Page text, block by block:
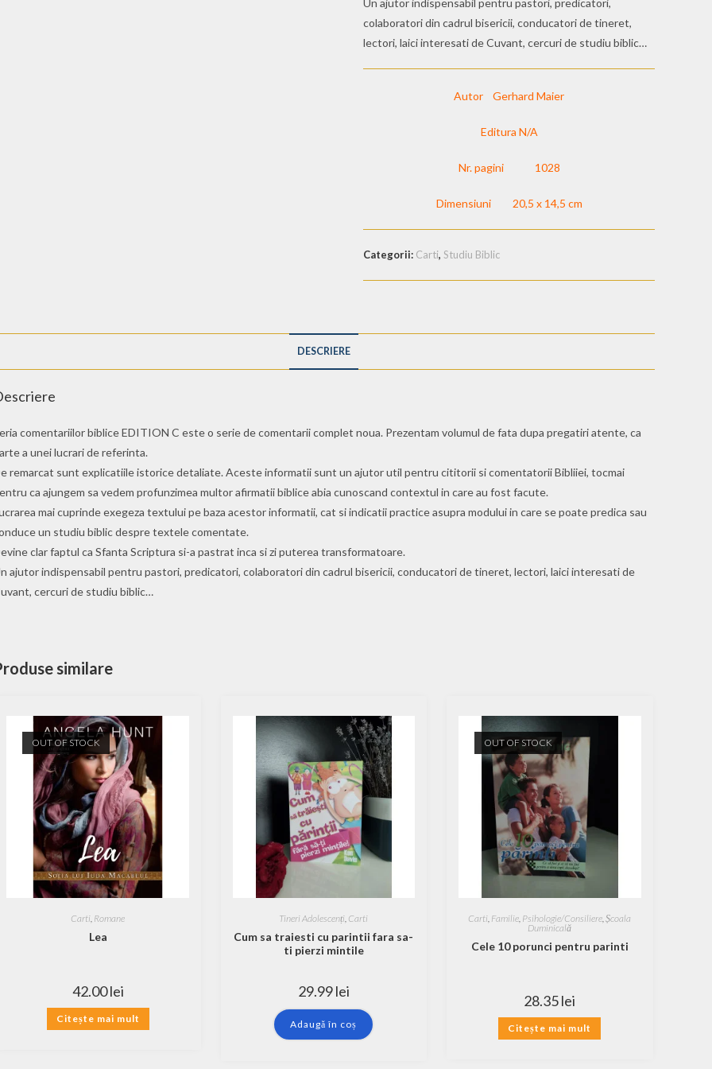
colaboratori din cadrul bisericii, conducatori de tineret,
lectori, laici interesati de Cuvant, cercuri de studiu biblic…
Autor Gerhard Maier
Editura N/A
Nr. pagini 1028
Dimensiuni 20,5 x 14,5 cm
Categorii: Carti,Studiu Biblic
DESCRIERE
comentariilor biblice EDITION C este o serie de comentarii complet noua. Prezentam volumul de fata dupa pregatiri atente, ca
a unei lucrari de referinta.
remarcat sunt explicatiile istorice detaliate. Aceste informatii sunt un ajutor util pentru cititorii si comentatorii Bibliiei, tocmai
ca ajungem sa vedem profunzimea multor afirmatii biblice abia cunoscand contextul in care au fost facute.
mai cuprinde exegeza textului pe baza acestor informatii, cat si indicatii practice asupra modului in care se poate predica sau
un studiu biblic despre textele comentate.
clar faptul ca Sfanta Scriptura si-a pastrat inca si zi puterea transformatoare.
ajutor indispensabil pentru pastori, predicatori, colaboratori din cadrul bisericii, conducatori de tineret, lectori, laici interesati de
cercuri de studiu biblic…
similare
OUT OF STOCK
Carti, Romane
Lea
42.00lei
Citește mai mult
Tineri Adolescenți, Carti
Cum sa traiesti cu parintii fara sa-
ti pierzi mintile
29.99lei
Adaugă în coș
OUT OF STOCK
Carti, Familie, Psihologie/Consiliere,Școala
Duminicală
Cele 10 porunci pentru parinti
28.35lei
Citește mai mult